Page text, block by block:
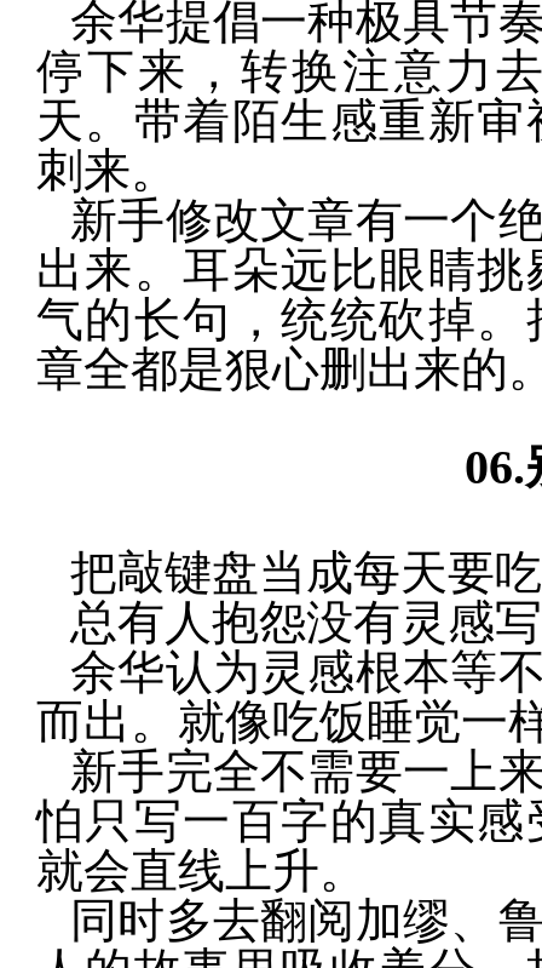
余华提倡一种极具节
停下来，转换注意力
天。带着陌生感重新
刺来。
新手修改文章有一个
出来。耳朵远比眼睛
气的长句，统统砍掉
章全都是狠心删出来的
06.
把敲键盘当成每天要
总有人抱怨没有灵感
余华认为灵感根本等
而出。就像吃饭睡觉一
新手完全不需要一上
怕只写一百字的真实
就会直线上升。
同时多去翻阅加缪、